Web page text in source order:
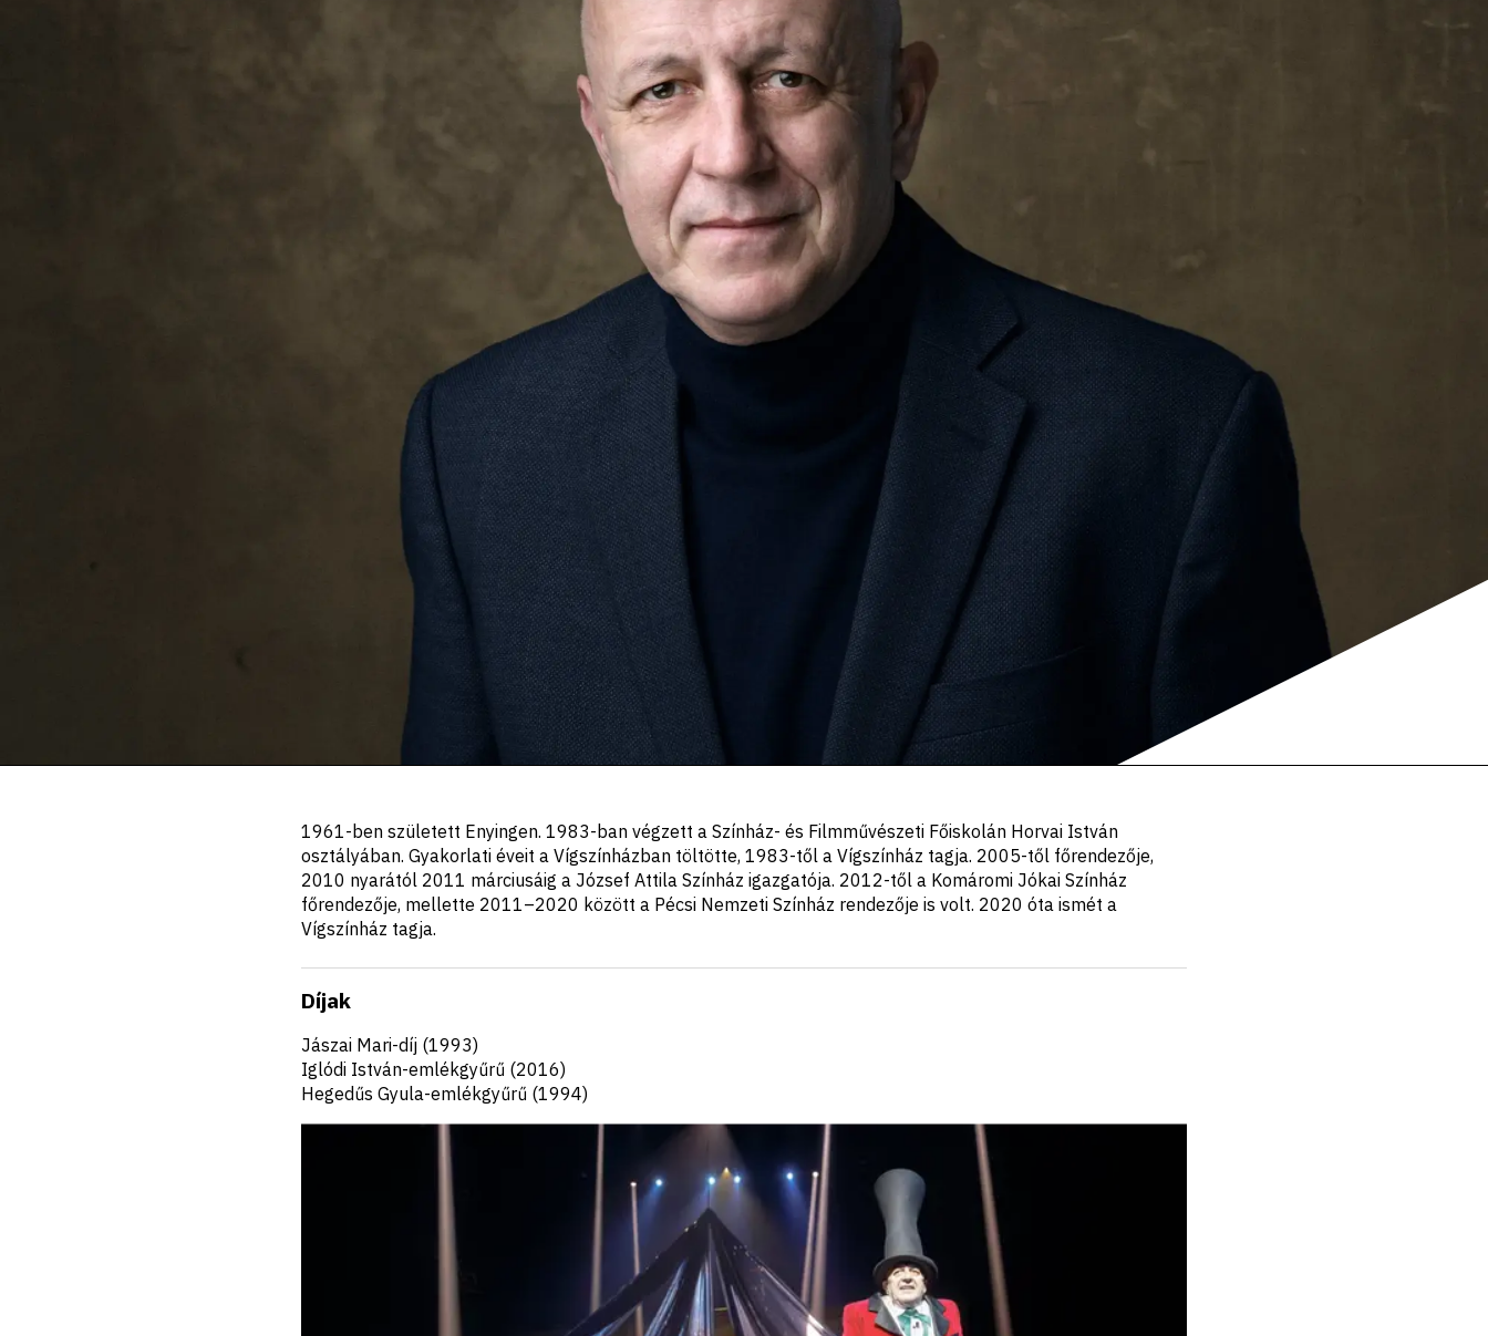
Portré,
leírás
1961-ben született Enyingen. 1983-ban végzett a Színház- és Filmművészeti Főiskolán Horvai István
osztályában. Gyakorlati éveit a Vígszínházban töltötte, 1983-től a Vígszínház tagja. 2005-től főrendezője,
2010 nyarától 2011 márciusáig a József Attila Színház igazgatója. 2012-től a Komáromi Jókai Színház
főrendezője, mellette 2011–2020 között a Pécsi Nemzeti Színház rendezője is volt. 2020 óta ismét a
Vígszínház tagja.
Díjak
Jászai Mari-díj (1993)
Iglódi István-emlékgyűrű (2016)
Hegedűs Gyula-emlékgyűrű (1994)